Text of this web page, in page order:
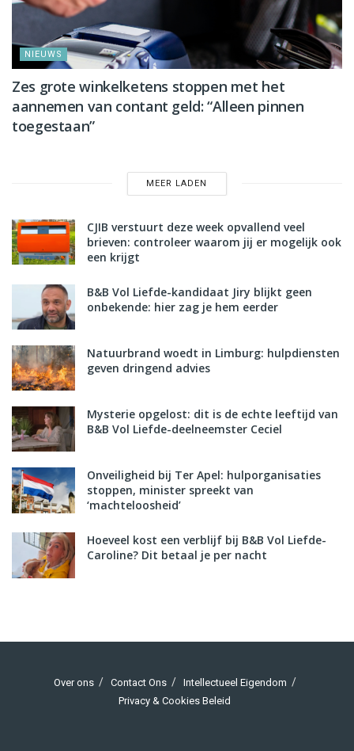
NIEUWS
Zes grote winkelketens stoppen met het
aannemen van contant geld: “Alleen pinnen
toegestaan”
MEER LADEN
CJIB verstuurt deze week opvallend veel
brieven: controleer waarom jij er mogelijk ook
een krijgt
B&B Vol Liefde-kandidaat Jiry blijkt geen
onbekende: hier zag je hem eerder
Natuurbrand woedt in Limburg: hulpdiensten
geven dringend advies
Mysterie opgelost: dit is de echte leeftijd van
B&B Vol Liefde-deelneemster Ceciel
Onveiligheid bij Ter Apel: hulporganisaties
stoppen, minister spreekt van
‘machteloosheid’
Hoeveel kost een verblijf bij B&B Vol Liefde-
Caroline? Dit betaal je per nacht
Over ons Contact Ons
Intellectueel Eigendom
Privacy & Cookies Beleid